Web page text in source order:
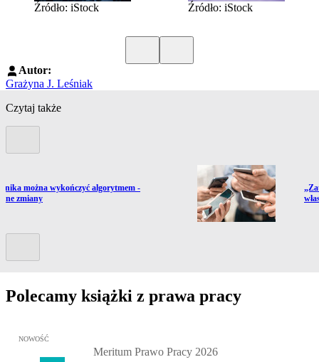
Źródło: iStock Źródło: iStock
Autor:
Grażyna J. Leśniak
Czytaj także
do artykułu:
można wykończyć algorytmem -
zmiany
Polecamy książki z prawa pracy
Przejdź do: Meritum Prawo Pracy 2026, Kazimierz Jaśkowski -
NOWOŚĆ
Meritum Prawo Pracy 2026